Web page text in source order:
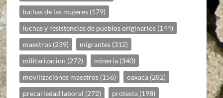
luchas de las mujeres (179)
luchas y resistencias de pueblos originarios (144)
maestros (239) migrantes (312)
militarizacion (272) mineria (340)
movilizaciones maestros (156) oaxaca (282)
precariedad laboral (272) protesta (198)